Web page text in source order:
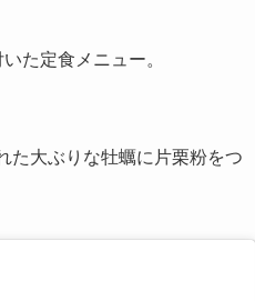
た定食メニュー。
た大ぶりな牡蠣に片栗粉をつ